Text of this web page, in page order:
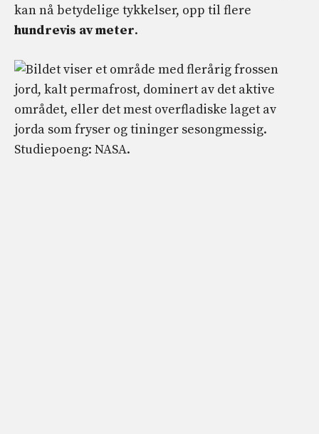
kan nå betydelige tykkelser, opp til flere
hundrevis av meter.